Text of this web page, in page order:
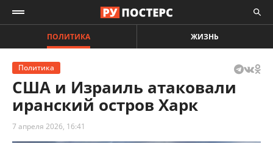
ПОЛИТИКА ЖИЗНЬ
Политика
США и Израиль атаковали
иранский остров Харк
7 апреля 2026, 16:41